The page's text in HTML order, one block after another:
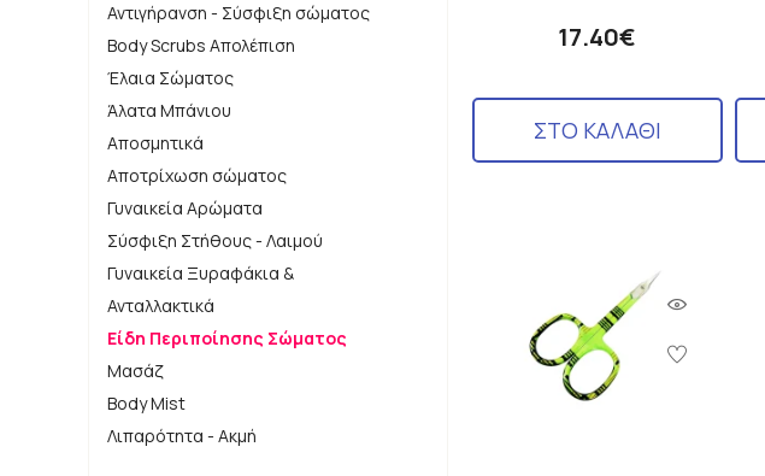
Αντιγήρανση - Σύσφιξη σώματος
Body Scrubs Απολέπιση
Έλαια Σώματος
Άλατα Μπάνιου
Αποσμητικά
Αποτρίχωση σώματος
Γυναικεία Αρώματα
Σύσφιξη Στήθους - Λαιμού
Γυναικεία Ξυραφάκια &
Ανταλλακτικά
Είδη Περιποίησης Σώματος
Μασάζ
Body Mist
Λιπαρότητα - Ακμή
17.40€
ΣΤΟ ΚΑΛΑΘΙ